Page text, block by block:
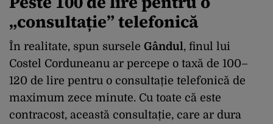
„consultație” telefonică
În realitate, spun sursele Gândul, finul lui
Costel Corduneanu ar percepe o taxă de 100–
120 de lire pentru o consultație telefonică de
maximum zece minute. Cu toate că este
contracost, această consultație, care ar dura